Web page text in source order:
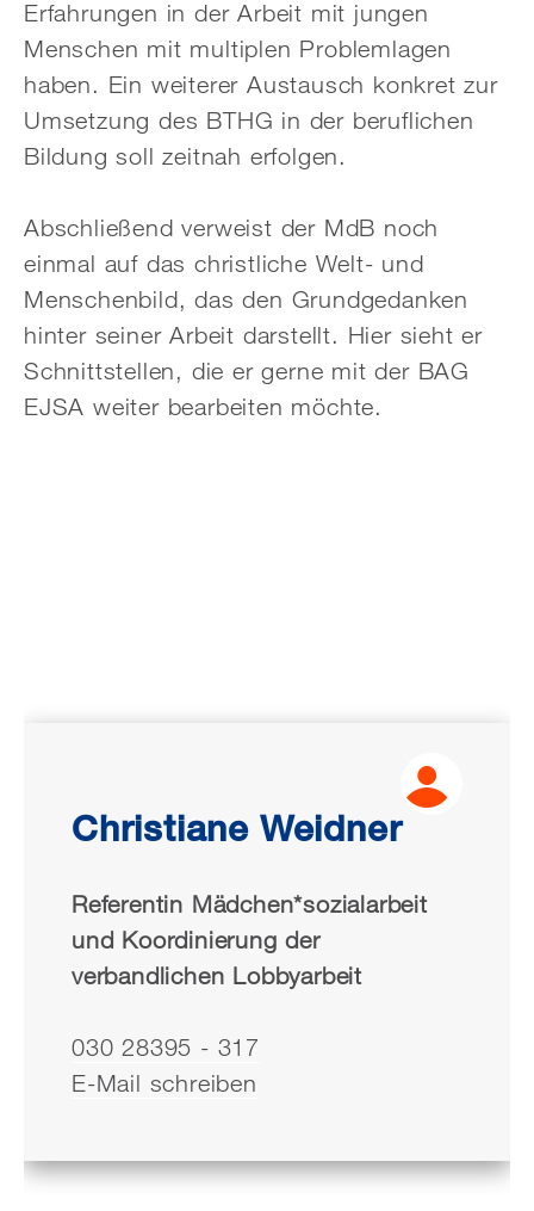
Erfahrungen in der Arbeit mit jungen
Menschen mit multiplen Problemlagen
haben. Ein weiterer Austausch konkret zur
Umsetzung des BTHG in der beruflichen
Bildung soll zeitnah erfolgen.
Abschließend verweist der MdB noch
einmal auf das christliche Welt- und
Menschenbild, das den Grundgedanken
hinter seiner Arbeit darstellt. Hier sieht er
Schnittstellen, die er gerne mit der BAG
EJSA weiter bearbeiten möchte.
Christiane Weidner
Referentin Mädchen*sozialarbeit
und Koordinierung der
verbandlichen Lobbyarbeit
030 28395 - 317
E-Mail schreiben